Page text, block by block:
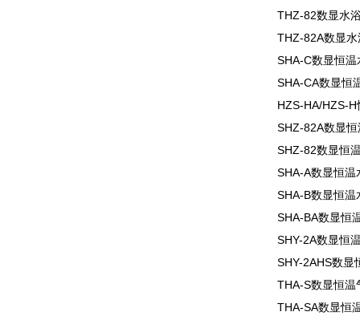
THZ-82数显水
THZ-82A数显
SHA-C数显恒温
SHA-CA数显恒
HZS-HA/HZS-
SHZ-82A数显
SHZ-82数显恒
SHA-A数显恒温
SHA-B数显恒
SHA-BA数显恒
SHY-2A数显恒
SHY-2AHS数显
THA-S数显恒温
THA-SA数显恒